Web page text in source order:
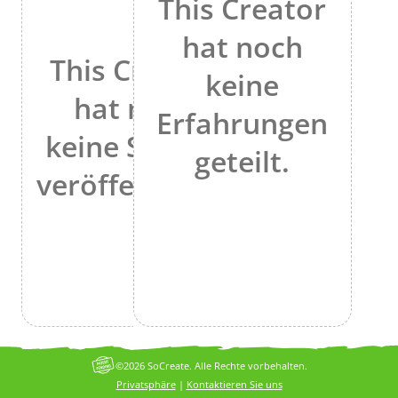
This Creator
hat noch
keine Stories
veröffentlicht.
This Creator
hat noch
keine
Erfahrungen
geteilt.
Privatsphäre| Kontaktieren Sie uns
©2026 SoCreate. Alle Rechte vorbehalten.